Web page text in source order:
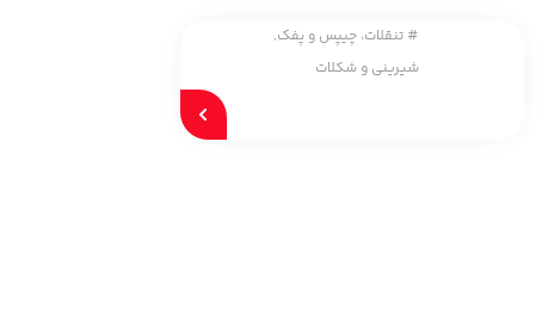
# تنقلات، چیپس و پفک,
شیرینی و شکلات